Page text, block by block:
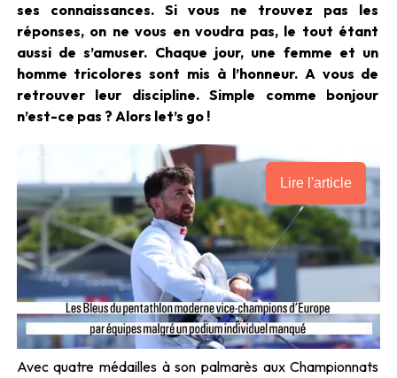
ses connaissances. Si vous ne trouvez pas les
réponses, on ne vous en voudra pas, le tout étant
aussi de s’amuser. Chaque jour, une femme et un
homme tricolores sont mis à l’honneur. A vous de
retrouver leur discipline. Simple comme bonjour
n’est-ce pas ? Alors let’s go !
Lire l'article
Avec quatre médailles à son palmarès aux Championnats